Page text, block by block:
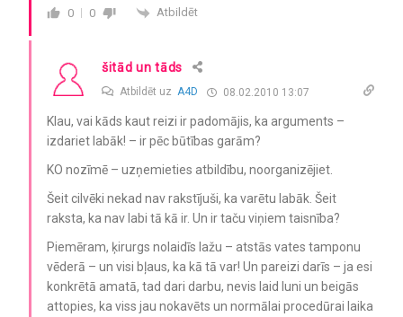
0 0 Atbildēt
šitād un tāds
Atbildēt uz A4D 08.02.2010 13:07
Klau, vai kāds kaut reizi ir padomājis, ka arguments –
izdariet labāk! – ir pēc būtības garām?
KO nozīmē – uzņemieties atbildību, noorganizējiet.
Šeit cilvēki nekad nav rakstījuši, ka varētu labāk. Šeit
raksta, ka nav labi tā kā ir. Un ir taču viņiem taisnība?
Piemēram, ķirurgs nolaidīs lažu – atstās vates tamponu
vēderā – un visi bļaus, ka kā tā var! Un pareizi darīs – ja esi
konkrētā amatā, tad dari darbu, nevis laid luni un beigās
attopies, ka viss jau nokavēts un normālai procedūrai laika